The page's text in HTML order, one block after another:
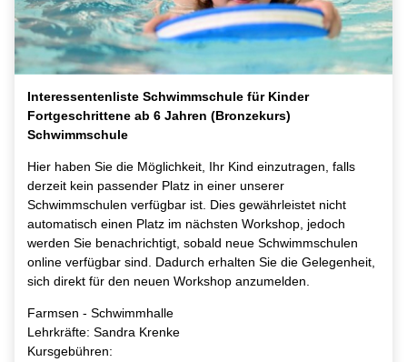
Interessentenliste Schwimmschule für Kinder
Fortgeschrittene ab 6 Jahren (Bronzekurs)
Schwimmschule
Hier haben Sie die Möglichkeit, Ihr Kind einzutragen, falls
derzeit kein passender Platz in einer unserer
Schwimmschulen verfügbar ist. Dies gewährleistet nicht
automatisch einen Platz im nächsten Workshop, jedoch
werden Sie benachrichtigt, sobald neue Schwimmschulen
online verfügbar sind. Dadurch erhalten Sie die Gelegenheit,
sich direkt für den neuen Workshop anzumelden.
Farmsen - Schwimmhalle
Lehrkräfte: Sandra Krenke
Kursgebühren: